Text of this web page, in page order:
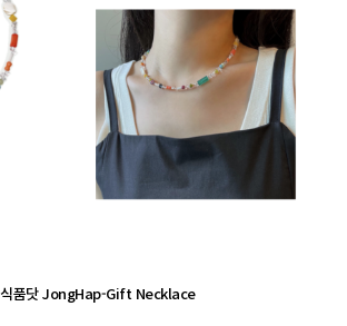
식품닷 JongHap-Gift Necklace